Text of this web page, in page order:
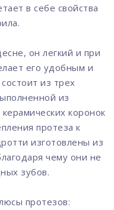
в себе свойства
он легкий и при
его удобным и
из трех
из
коронок
протеза к
изготовлены из
чему они не
зубов.
протезов: